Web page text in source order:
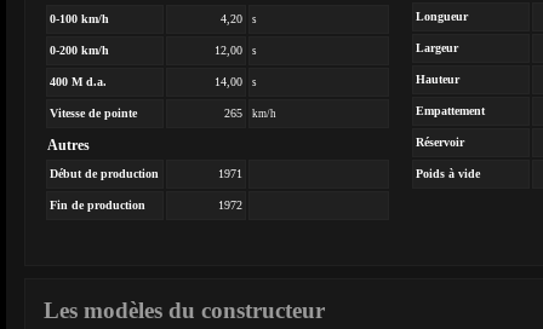
0-100 km/h 4,20 s
0-200 km/h 12,00 s
400 M d.a. 14,00 s
Vitesse de pointe 265 km/h
Autres
Début de production 1971
Fin de production 1972
Longueur
Largeur
Hauteur
Empattement
Réservoir
Poids à vide
Les modèles du constructeur